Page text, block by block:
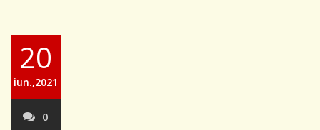
20
iun.,2021
0